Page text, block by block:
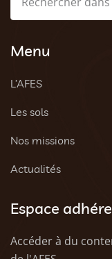
Menu
L’AFES
Les sols
Nos missions
Actualités
Espace
Accéder à du